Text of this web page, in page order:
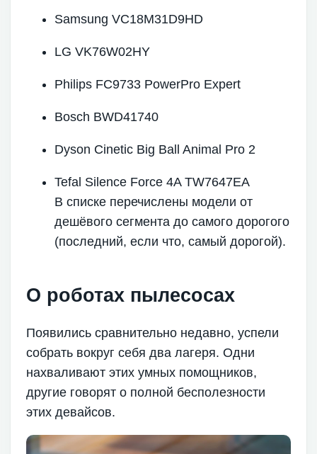
Samsung VC18M31D9HD
LG VK76W02HY
Philips FC9733 PowerPro Expert
Bosch BWD41740
Dyson Cinetic Big Ball Animal Pro 2
Tefal Silence Force 4A TW7647EA
В списке перечислены модели от
дешёвого сегмента до самого дорогого
(последний, если что, самый дорогой).
О роботах пылесосах
Появились сравнительно недавно, успели
собрать вокруг себя два лагеря. Одни
нахваливают этих умных помощников,
другие говорят о полной бесполезности
этих девайсов.